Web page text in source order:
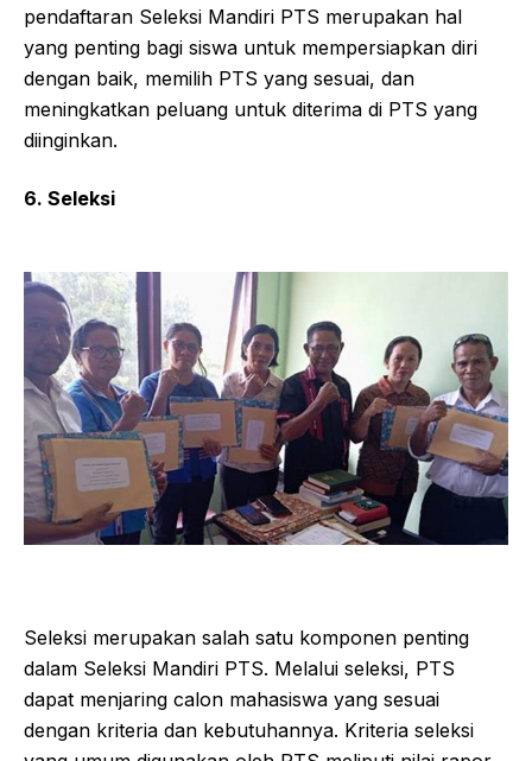
pendaftaran Seleksi Mandiri PTS merupakan hal
yang penting bagi siswa untuk mempersiapkan diri
dengan baik, memilih PTS yang sesuai, dan
meningkatkan peluang untuk diterima di PTS yang
diinginkan.
6. Seleksi
Seleksi merupakan salah satu komponen penting
dalam Seleksi Mandiri PTS. Melalui seleksi, PTS
dapat menjaring calon mahasiswa yang sesuai
dengan kriteria dan kebutuhannya. Kriteria seleksi